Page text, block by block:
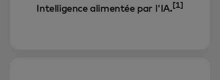
Intelligence alimentée par l'IA. [1]